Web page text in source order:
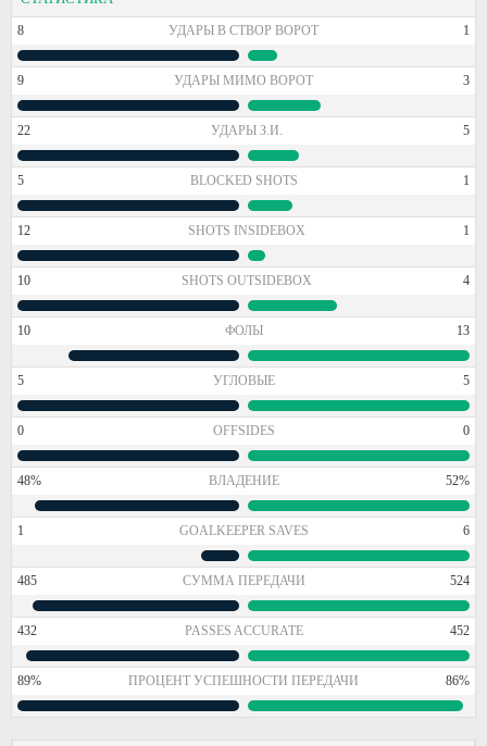
8 УДАРЫ В СТВОР ВОРОТ 1
9 УДАРЫ МИМО ВОРОТ 3
22 УДАРЫ З.И. 5
5 BLOCKED SHOTS 1
12 SHOTS INSIDEBOX 1
10 SHOTS OUTSIDEBOX 4
10 ФОЛЫ 13
5 УГЛОВЫЕ 5
0 OFFSIDES 0
48% ВЛАДЕНИЕ 52%
1 GOALKEEPER SAVES 6
485 СУММА ПЕРЕДАЧИ 524
432 PASSES ACCURATE 452
89% ПРОЦЕНТ УСПЕШНОСТИ ПЕРЕДАЧИ 86%